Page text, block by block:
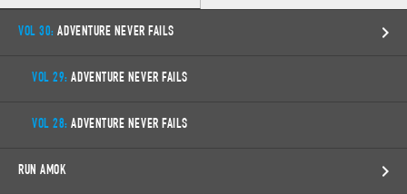
VOL 30: ADVENTURE NEVER FAILS
VOL 29: ADVENTURE NEVER FAILS
VOL 28: ADVENTURE NEVER FAILS
RUN AMOK